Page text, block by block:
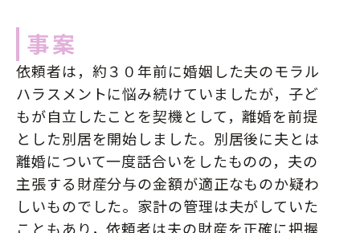
事案
依頼者は，約３０年前に婚姻した夫のモラル
ハラスメントに悩み続けていましたが，子ど
もが自立したことを契機として，離婚を前提
とした別居を開始しました。別居後に夫とは
離婚について一度話合いをしたものの，夫の
主張する財産分与の金額が適正なものか疑わ
しいものでした。家計の管理は夫がしていた
こともあり，依頼者は夫の財産を正確に把握